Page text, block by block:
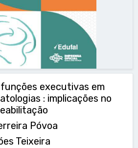
executivas em
: implicações no
Póvoa
Teixeira